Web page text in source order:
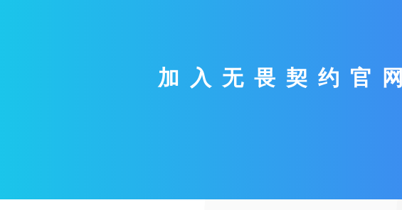
加入无畏契约官